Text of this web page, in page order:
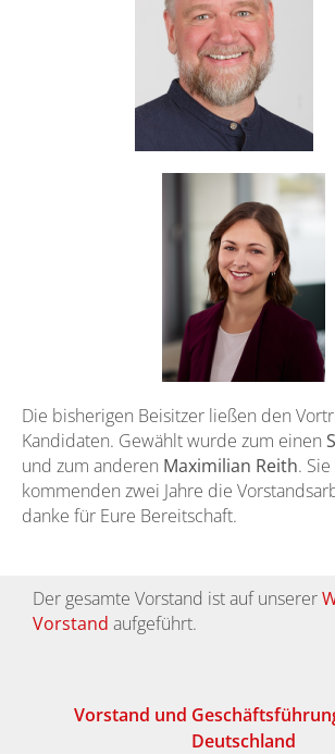
Die bisherigen Beisitzer ließen den
Kandidaten. Gewählt wurde zum einen
und zum anderen Maximilian Reith.
kommenden zwei Jahre die
danke für Eure Bereitschaft.
Der gesamte Vorstand ist auf unserer
Vorstand aufgeführt.
Vorstand und
Deutschland